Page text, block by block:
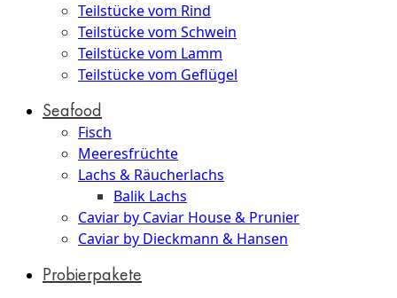
Teilstücke vom Rind
Teilstücke vom Schwein
Teilstücke vom Lamm
Teilstücke vom Geflügel
Seafood
Fisch
Meeresfrüchte
Lachs & Räucherlachs
Balik Lachs
Caviar by Caviar House & Prunier
Caviar by Dieckmann & Hansen
Probierpakete